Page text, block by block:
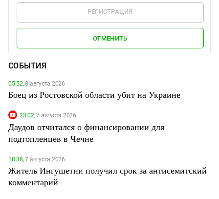
РЕГИСТРАЦИЯ
ОТМЕНИТЬ
СОБЫТИЯ
05:52,8 августа 2026
Боец из Ростовской области убит на Украине
23:02,7 августа 2026
Даудов отчитался о финансировании для
подтопленцев в Чечне
18:38,7 августа 2026
Житель Ингушетии получил срок за антисемитский
комментарий